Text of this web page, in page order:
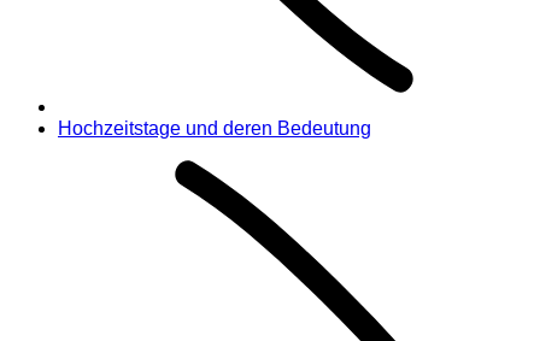
Hochzeitstage und deren Bedeutung